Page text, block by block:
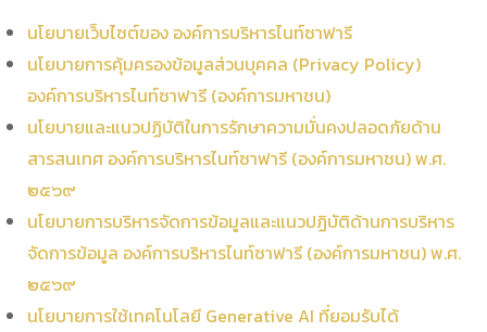
นโยบายเว็บไซต์ของ องค์การบริหารไนท์ซาฟารี
นโยบายการคุ้มครองข้อมูลส่วนบุคคล (Privacy Policy)
องค์การบริหารไนท์ซาฟารี (องค์การมหาชน)
นโยบายและแนวปฏิบัติในการรักษาความมั่นคงปลอดภัยด้าน
สารสนเทศ องค์การบริหารไนท์ซาฟารี (องค์การมหาชน) พ.ศ.
๒๕๖๙
นโยบายการบริหารจัดการข้อมูลและแนวปฏิบัติด้านการบริหาร
จัดการข้อมูล องค์การบริหารไนท์ซาฟารี (องค์การมหาชน) พ.ศ.
๒๕๖๙
นโยบายการใช้เทคโนโลยี Generative AI ที่ยอมรับได้